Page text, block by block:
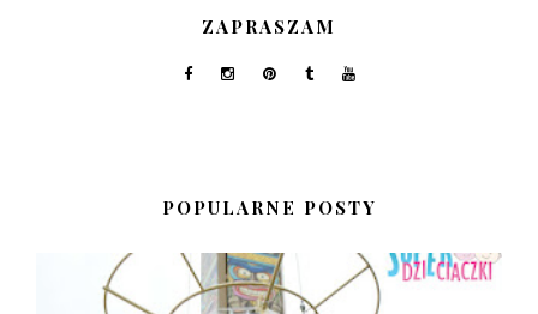
ZAPRASZAM
POPULARNE POSTY